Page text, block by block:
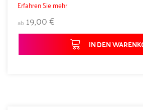
Erfahren Sie mehr
ab 19,00 €
IN DEN